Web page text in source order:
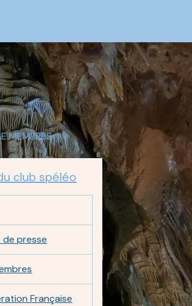
MEMBRES
club spéléo
presse
Française